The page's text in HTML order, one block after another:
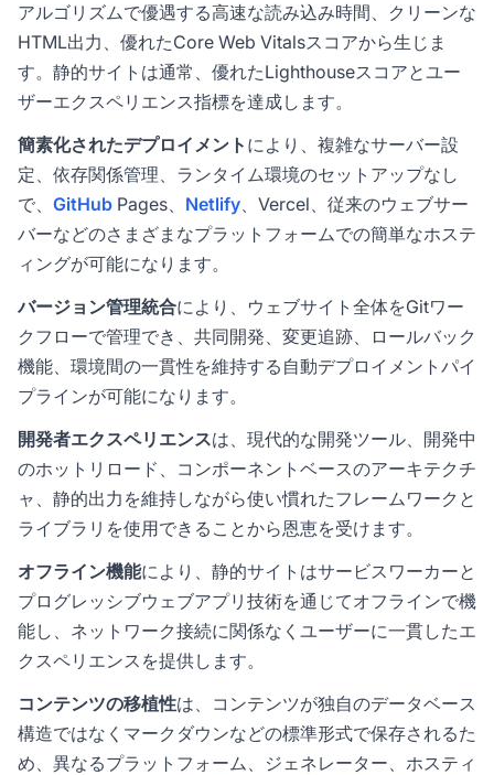
アルゴリズムで優遇する高速な読み込み時間、クリーンな
HTML出力、優れたCore Web Vitalsスコアから生じま
す。静的サイトは通常、優れたLighthouseスコアとユー
ザーエクスペリエンス指標を達成します。
簡素化されたデプロイメント により、複雑なサーバー設
定、依存関係管理、ランタイム環境のセットアップなし
で、 GitHub Pages、 Netlify、Vercel、従来のウェブサー
バーなどのさまざまなプラットフォームでの簡単なホステ
ィングが可能になります。
バージョン管理統合により、ウェブサイト全体をGitワー
クフローで管理でき、共同開発、変更追跡、ロールバック
機能、環境間の一貫性を維持する自動デプロイメントパイ
プラインが可能になります。
開発者エクスペリエンスは、現代的な開発ツール、開発中
のホットリロード、コンポーネントベースのアーキテクチ
ャ、静的出力を維持しながら使い慣れたフレームワークと
ライブラリを使用できることから恩恵を受けます。
オフライン機能により、静的サイトはサービスワーカーと
プログレッシブウェブアプリ技術を通じてオフラインで機
能し、ネットワーク接続に関係なくユーザーに一貫したエ
クスペリエンスを提供します。
コンテンツの移植性は、コンテンツが独自のデータベース
構造ではなくマークダウンなどの標準形式で保存されるた
め、異なるプラットフォーム、ジェネレーター、ホスティ